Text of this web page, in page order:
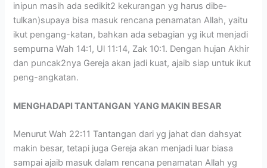
inipun masih ada sedikit2 kekurangan yg harus dibe-
tulkan)supaya bisa masuk rencana penamatan Allah, yaitu
ikut pengang-katan, bahkan ada sebagian yg ikut menjadi
sempurna Wah 14:1, Ul 11:14, Zak 10:1. Dengan hujan Akhir
dan puncak2nya Gereja akan jadi kuat, ajaib siap untuk ikut
peng-angkatan.
MENGHADAPI TANTANGAN YANG MAKIN BESAR
Menurut Wah 22:11 Tantangan dari yg jahat dan dahsyat
makin besar, tetapi juga Gereja akan menjadi luar biasa
sampai ajaib masuk dalam rencana penamatan Allah yg